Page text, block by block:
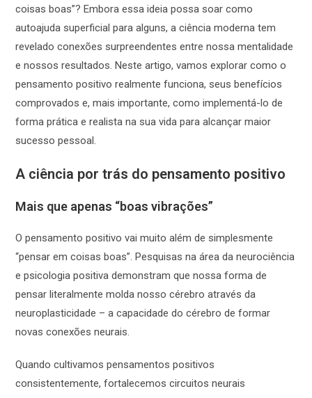
coisas boas”? Embora essa ideia possa soar como
autoajuda superficial para alguns, a ciência moderna tem
revelado conexões surpreendentes entre nossa mentalidade
e nossos resultados. Neste artigo, vamos explorar como o
pensamento positivo realmente funciona, seus benefícios
comprovados e, mais importante, como implementá-lo de
forma prática e realista na sua vida para alcançar maior
sucesso pessoal.
A ciência por trás do pensamento positivo
Mais que apenas “boas vibrações”
O pensamento positivo vai muito além de simplesmente
“pensar em coisas boas”. Pesquisas na área da neurociência
e psicologia positiva demonstram que nossa forma de
pensar literalmente molda nosso cérebro através da
neuroplasticidade – a capacidade do cérebro de formar
novas conexões neurais.
Quando cultivamos pensamentos positivos
consistentemente, fortalecemos circuitos neurais